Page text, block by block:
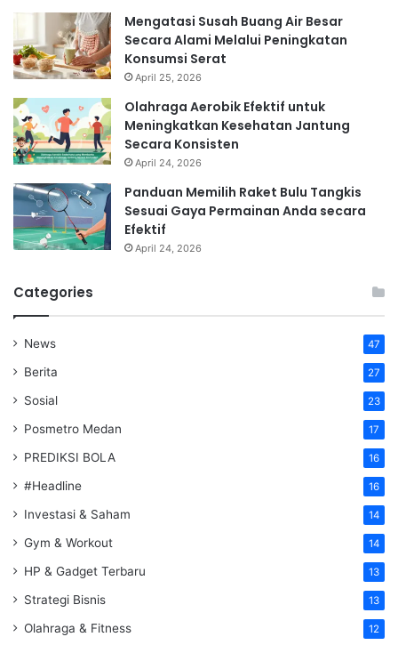
Mengatasi Susah Buang Air Besar
Secara Alami Melalui Peningkatan
Konsumsi Serat
April 25, 2026
Olahraga Aerobik Efektif untuk
Meningkatkan Kesehatan Jantung
Secara Konsisten
April 24, 2026
Panduan Memilih Raket Bulu Tangkis
Sesuai Gaya Permainan Anda secara
Efektif
April 24, 2026
Categories
News 47
Berita 27
Sosial 23
Posmetro Medan 17
PREDIKSI BOLA 16
#Headline 16
Investasi & Saham 14
Gym & Workout 14
HP & Gadget Terbaru 13
Strategi Bisnis 13
Olahraga & Fitness 12